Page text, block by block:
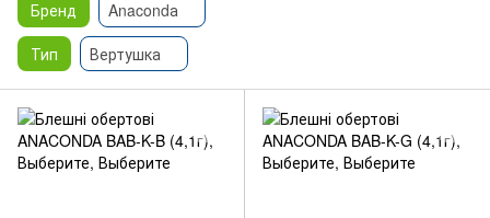
Бренд
Anacondа
Тип
Вертушка